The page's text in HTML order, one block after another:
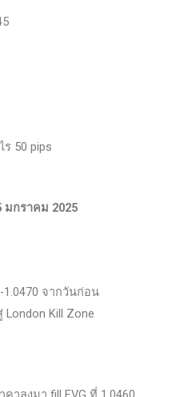
ร 50 pips
มกราคม 2025
1.0470 จากวันก่อน
London Kill Zone